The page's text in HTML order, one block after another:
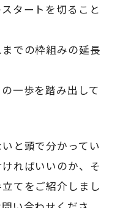
タートを切ること
での枠組みの延長
一歩を踏み出して
と頭で分かってい
ればいいのか、そ
てをご紹介しまし